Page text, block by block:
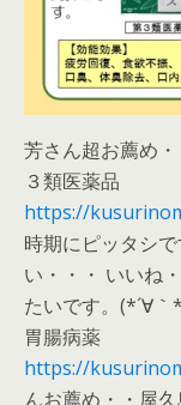
芳さん超お薦め
３類医薬品
https://
時期にピッタシ
い・・・ いいね
たいです。(*´∀
胃腸病薬
https://
んお薦め・・屋